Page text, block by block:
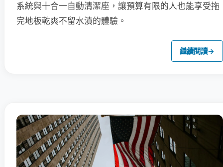
系統與十合一自動清潔座，讓預算有限的人也能享受拖
完地板乾爽不留水漬的體驗。
繼續閱讀→